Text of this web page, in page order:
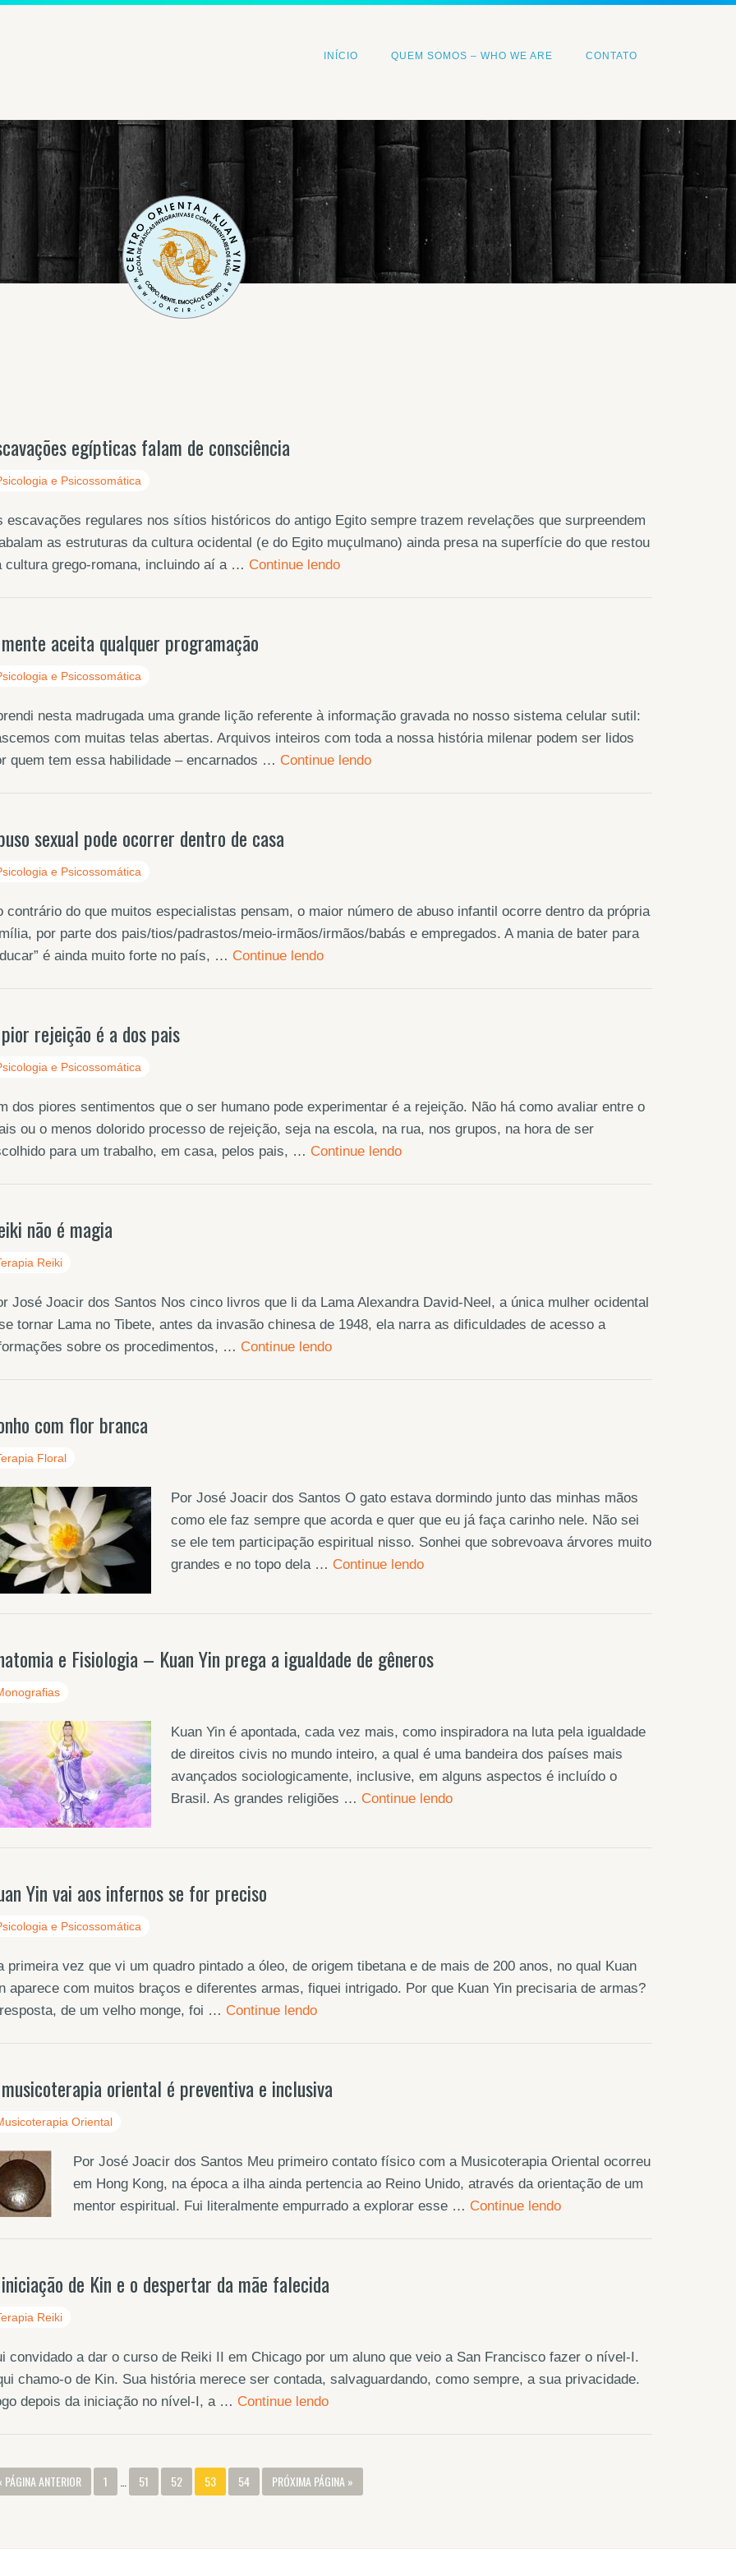
INÍCIO QUEM SOMOS – WHO WE ARE CONTATO
<
egípticas falam de consciência
e Psicossomática
escavações regulares nos sítios históricos do antigo Egito sempre trazem revelações que surpreendem
as estruturas da cultura ocidental (e do Egito muçulmano) ainda presa na superfície do que restou
cultura grego-romana, incluindo aí a … Continue lendo
aceita qualquer programação
e Psicossomática
nesta madrugada uma grande lição referente à informação gravada no nosso sistema celular sutil:
com muitas telas abertas. Arquivos inteiros com toda a nossa história milenar podem ser lidos
quem tem essa habilidade – encarnados … Continue lendo
sexual pode ocorrer dentro de casa
e Psicossomática
contrário do que muitos especialistas pensam, o maior número de abuso infantil ocorre dentro da própria
por parte dos pais/tios/padrastos/meio-irmãos/irmãos/babás e empregados. A mania de bater para
é ainda muito forte no país, … Continue lendo
rejeição é a dos pais
e Psicossomática
dos piores sentimentos que o ser humano pode experimentar é a rejeição. Não há como avaliar entre o
ou o menos dolorido processo de rejeição, seja na escola, na rua, nos grupos, na hora de ser
para um trabalho, em casa, pelos pais, … Continue lendo
não é magia
Reiki
José Joacir dos Santos Nos cinco livros que li da Lama Alexandra David-Neel, a única mulher ocidental
tornar Lama no Tibete, antes da invasão chinesa de 1948, ela narra as dificuldades de acesso a
sobre os procedimentos, … Continue lendo
com flor branca
Floral
Por José Joacir dos Santos O gato estava dormindo junto das minhas mãos
como ele faz sempre que acorda e quer que eu já faça carinho nele. Não sei
se ele tem participação espiritual nisso. Sonhei que sobrevoava árvores muito
grandes e no topo dela … Continue lendo
e Fisiologia – Kuan Yin prega a igualdade de gêneros
Kuan Yin é apontada, cada vez mais, como inspiradora na luta pela igualdade
de direitos civis no mundo inteiro, a qual é uma bandeira dos países mais
avançados sociologicamente, inclusive, em alguns aspectos é incluído o
Brasil. As grandes religiões … Continue lendo
Yin vai aos infernos se for preciso
e Psicossomática
primeira vez que vi um quadro pintado a óleo, de origem tibetana e de mais de 200 anos, no qual Kuan
aparece com muitos braços e diferentes armas, fiquei intrigado. Por que Kuan Yin precisaria de armas?
de um velho monge, foi … Continue lendo
oriental é preventiva e inclusiva
Oriental
Por José Joacir dos Santos Meu primeiro contato físico com a Musicoterapia Oriental ocorreu
em Hong Kong, na época a ilha ainda pertencia ao Reino Unido, através da orientação de um
mentor espiritual. Fui literalmente empurrado a explorar esse … Continue lendo
de Kin e o despertar da mãe falecida
Reiki
convidado a dar o curso de Reiki II em Chicago por um aluno que veio a San Francisco fazer o nível-I.
chamo-o de Kin. Sua história merece ser contada, salvaguardando, como sempre, a sua privacidade.
depois da iniciação no nível-I, a … Continue lendo
PÁGINA ANTERIOR 1 51 52 53 54 PRÓXIMA PÁGINA »